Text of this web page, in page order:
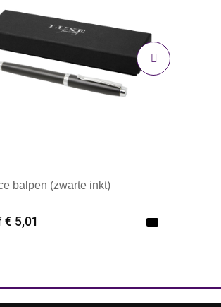
balpen (zwarte inkt)
€ 5,01